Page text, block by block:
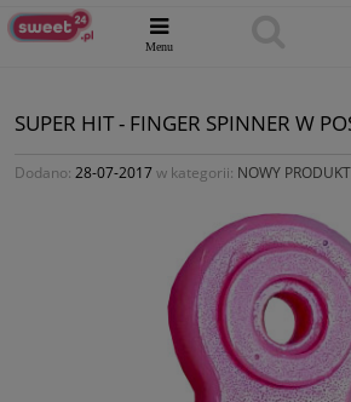
SUPER HIT - FINGER SPINNER W
Dodano: 28-07-2017w kategorii: NOWY PRODUKT